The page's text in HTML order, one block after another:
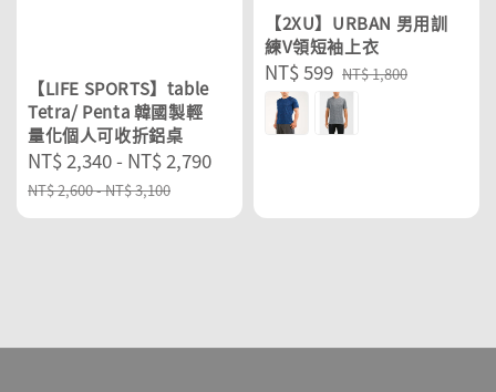
【LIFE SPORTS】table
Tetra/ Penta 韓國製輕
量化個人可收折鋁桌
Sale
price
NT$ 2,340- NT$ 2,790
NT$ 2,600-NT$ 3,100
【2XU】URBAN 男用訓
練V領短袖上衣
Sale
price
NT$ 599 Regular
price
NT$ 1,800